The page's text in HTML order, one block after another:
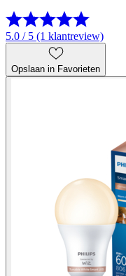
5.0 / 5 (1 klantreview)
Opslaan in Favorieten